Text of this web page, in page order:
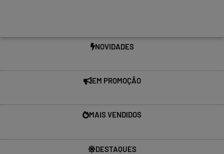
NOVIDADES
EM PROMOÇÃO
MAIS VENDIDOS
DESTAQUES